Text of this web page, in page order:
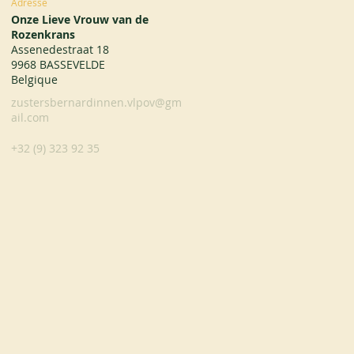
Onze Lieve Vrouw van de
Rozenkrans
Assenedestraat 18
9968 BASSEVELDE
Belgique
zustersbernardinnen.vlpov@gm
ail.com
+32 (9) 323 92 35